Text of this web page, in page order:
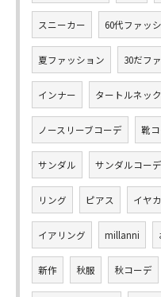
スニーカー 60代ファッ
夏ファッション 30だフ
インナー タートルネック
ノースリーブコーデ 靴
サンダル サンダルコーデ
リング ピアス イヤ
イアリング millanni
新作 秋服 秋コーデ